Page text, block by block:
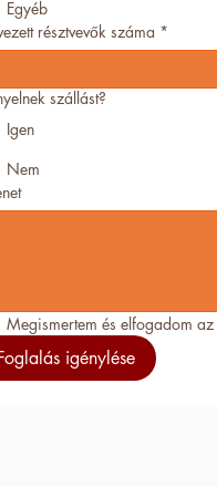
Egyéb
résztvevők száma *
szállást?
Igen
Nem
Megismertem és elfogadom az
igénylése